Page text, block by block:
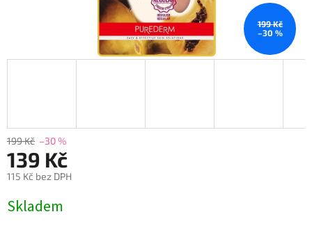
199 Kč
–30 %
199 Kč –30 %
139 Kč
115 Kč bez DPH
cena:
Skladem